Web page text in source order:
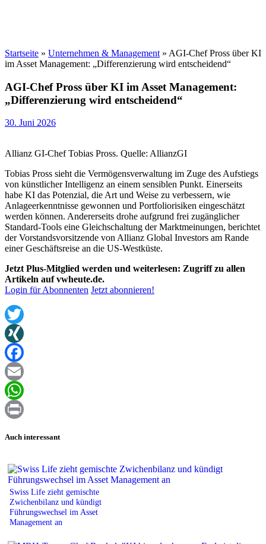
Startseite » Unternehmen & Management » AGI-Chef Pross über KI
im Asset Management: „Differenzierung wird entscheidend“
AGI-Chef Pross über KI im Asset Management:
„Differenzierung wird entscheidend“
30. Juni 2026
Allianz GI-Chef Tobias Pross. Quelle: AllianzGI
Tobias Pross sieht die Vermögensverwaltung im Zuge des Aufstiegs
von künstlicher Intelligenz an einem sensiblen Punkt. Einerseits
habe KI das Potenzial, die Art und Weise zu verbessern, wie
Anlageerkenntnisse gewonnen und Portfoliorisiken eingeschätzt
werden können. Andererseits drohe aufgrund frei zugänglicher
Standard-Tools eine Gleichschaltung der Marktmeinungen, berichtet
der Vorstandsvorsitzende von Allianz Global Investors am Rande
einer Geschäftsreise an die US-Westküste.
Jetzt Plus-Mitglied werden und weiterlesen: Zugriff zu allen
Artikeln auf vwheute.de.
Login für Abonnenten Jetzt abonnieren!
Twitter
XING
Facebook
Email
WhatsApp
Auch interessant
Swiss Life zieht gemischte
Zwichenbilanz und kündigt
Führungswechsel im Asset
Management an